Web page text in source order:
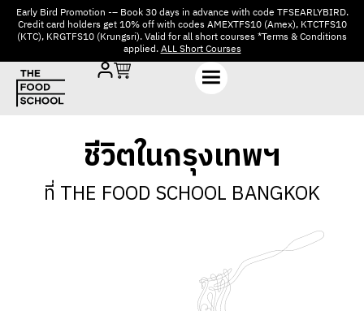
Early Bird Promotion -– Book 30 days in advance with code TFSEARLYBIRD.
Credit card holders get 10% off with codes AMEXTFS10 (Amex), KTCTFS10
(KTC), KRGTFS10 (Krungsri). Valid for all short courses *Terms & Conditions
applied.ALL Short Courses
ชีวิตในกรุงเทพฯ
ที่ THE FOOD SCHOOL BANGKOK